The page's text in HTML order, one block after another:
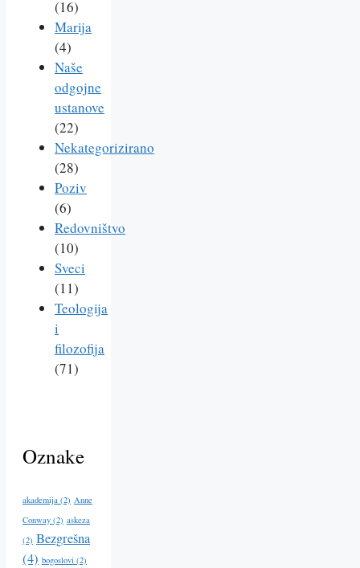
(16)
Marija
(4)
Naše
odgojne
ustanove
(22)
Nekategorizirano
(28)
Poziv
(6)
Redovništvo
(10)
Sveci
(11)
Teologija
i
filozofija
(71)
Oznake
akademija (2) Anne
Conway (2) askeza
(2) Bezgrešna
(4) bogoslovi (2)